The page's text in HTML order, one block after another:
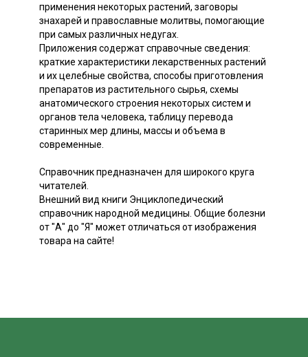
применения некоторых растений, заговоры
знахарей и православные молитвы, помогающие
при самых различных недугах.
Приложения содержат справочные сведения:
краткие характеристики лекарственных растений
и их целебные свойства, способы приготовления
препаратов из растительного сырья, схемы
анатомического строения некоторых систем и
органов тела человека, таблицу перевода
старинных мер длины, массы и объема в
современные.
Справочник предназначен для широкого круга
читателей.
Внешний вид книги Энциклопедический
справочник народной медицины. Общие болезни
от "А" до "Я" может отличаться от изображения
товара на сайте!